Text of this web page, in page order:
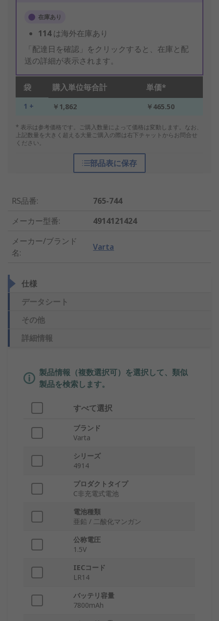
在庫あり
114は海外在庫あり
「配達日を確認」をクリックすると、在庫と配
送の詳細が表示されます。
袋 購入単位毎合計 単価*
1 + ￥1,862 ￥465.50
* 表示は参考価格です。ご購入数量によって価格は変動します。なお、
上記数量を大きく超える大量ご購入の際は右下チャットからお問合せ
ください。
部品表に保存
RS品番:
765-744
メーカー型番:
4914121424
メーカー/ブランド
名:
Varta
仕様
データシート
その他
詳細情報
製品情報（複数選択可）を選択して、類似
製品を検索します。
すべて選択
ブランド
Varta
シリーズ
4914
プロダクトタイプ
C非充電式電池
電池種類
亜鉛 / 二酸化マンガン
公称電圧
1.5V
IECコード
LR14
バッテリ容量
7800mAh